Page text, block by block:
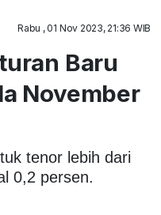
Rabu , 01 Nov 2023, 21:36 WIB
Baru
November
tenor lebih dari
0,2 persen.